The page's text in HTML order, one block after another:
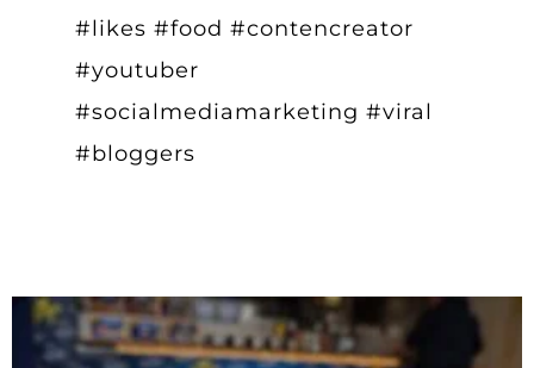
#likes #food #contencreator
#youtuber
#socialmediamarketing #viral
#bloggers